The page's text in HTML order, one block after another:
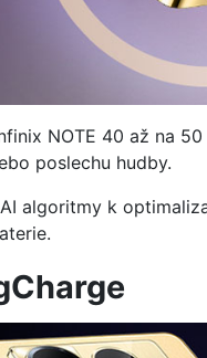
NOTE 40 až na
poslechu hudby.
algoritmy k